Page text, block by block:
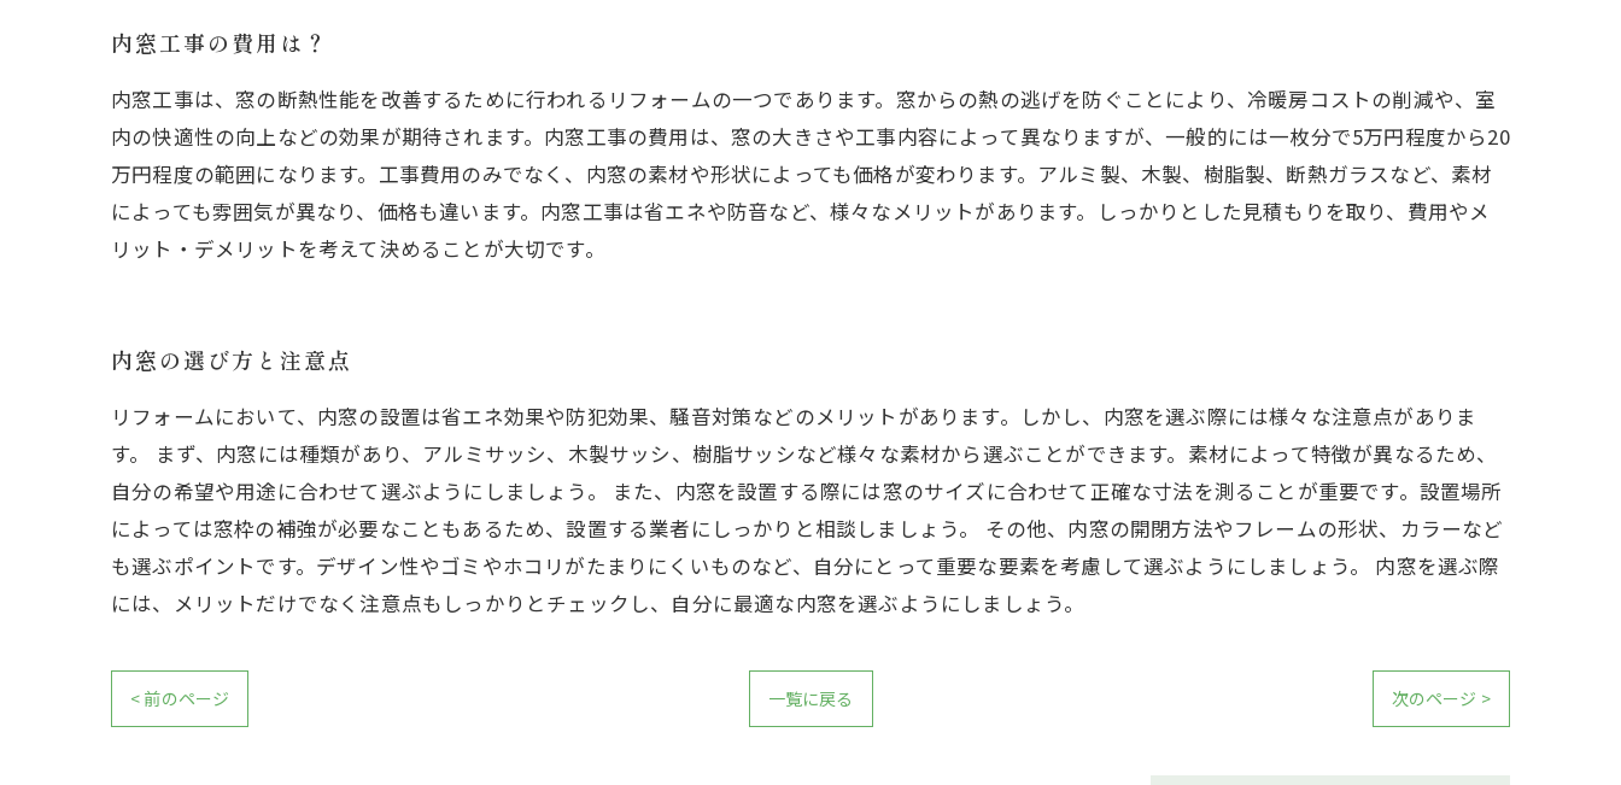
内窓工事の費用は？
内窓工事は、窓の断熱性能を改善するために行われるリフォームの一つであります。窓からの熱の逃げを防ぐことにより、冷暖房コストの削減や、室
内の快適性の向上などの効果が期待されます。内窓工事の費用は、窓の大きさや工事内容によって異なりますが、一般的には一枚分で5万円程度から20
万円程度の範囲になります。工事費用のみでなく、内窓の素材や形状によっても価格が変わります。アルミ製、木製、樹脂製、断熱ガラスなど、素材
によっても雰囲気が異なり、価格も違います。内窓工事は省エネや防音など、様々なメリットがあります。しっかりとした見積もりを取り、費用やメ
リット・デメリットを考えて決めることが大切です。
内窓の選び方と注意点
リフォームにおいて、内窓の設置は省エネ効果や防犯効果、騒音対策などのメリットがあります。しかし、内窓を選ぶ際には様々な注意点がありま
す。 まず、内窓には種類があり、アルミサッシ、木製サッシ、樹脂サッシなど様々な素材から選ぶことができます。素材によって特徴が異なるため、
自分の希望や用途に合わせて選ぶようにしましょう。 また、内窓を設置する際には窓のサイズに合わせて正確な寸法を測ることが重要です。設置場所
によっては窓枠の補強が必要なこともあるため、設置する業者にしっかりと相談しましょう。 その他、内窓の開閉方法やフレームの形状、カラーなど
も選ぶポイントです。デザイン性やゴミやホコリがたまりにくいものなど、自分にとって重要な要素を考慮して選ぶようにしましょう。 内窓を選ぶ際
には、メリットだけでなく注意点もしっかりとチェックし、自分に最適な内窓を選ぶようにしましょう。
< 前のページ 一覧に戻る 次のページ >